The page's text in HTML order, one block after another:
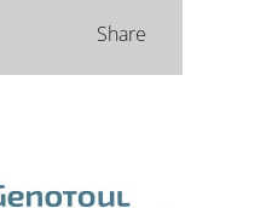
Share